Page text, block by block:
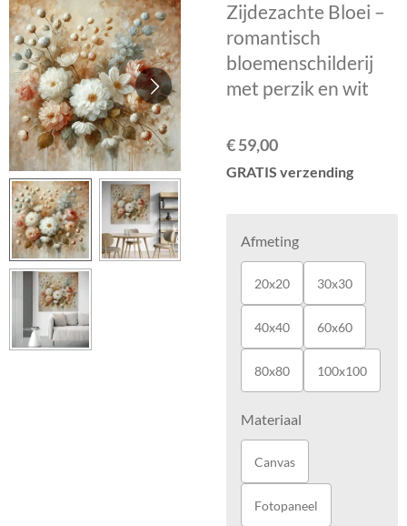
Zijdezachte Bloei –
romantisch
bloemenschilderij
met perzik en wit
€ 59,00
GRATIS verzending
Afmeting
20x20 30x30
40x40 60x60
80x80 100x100
Materiaal
Canvas
Fotopaneel